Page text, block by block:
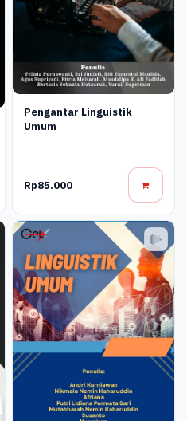
Pengantar Linguistik
Umum
Rp85.000